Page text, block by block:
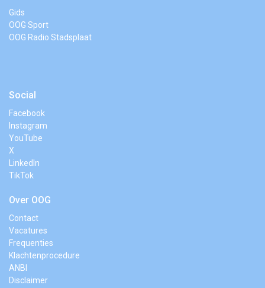
Gids
OOG Sport
OOG Radio Stadsplaat
Social
Facebook
Instagram
YouTube
X
LinkedIn
TikTok
Over OOG
Contact
Vacatures
Frequenties
Klachtenprocedure
ANBI
Disclaimer